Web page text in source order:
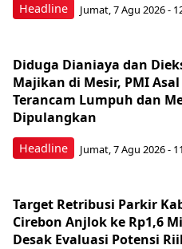
Headline Jumat, 7 Agu 2026 -
Headline
Diduga Dianiaya dan
Majikan di Mesir, PMI
Terancam Lumpuh dan
Dipulangkan
Jumat, 7 Agu 2026 -
Target Retribusi Parkir
Cirebon Anjlok ke Rp1,6
Desak Evaluasi Potensi Riil